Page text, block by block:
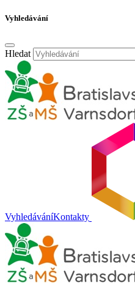
Vyhledávání
Hledat
VyhledáváníKontakty